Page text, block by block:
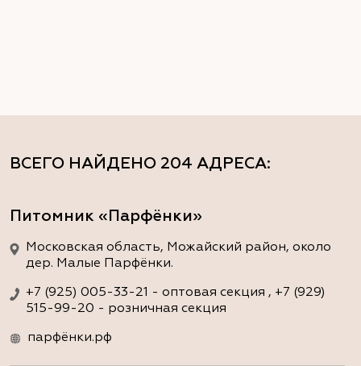
ВСЕГО НАЙДЕНО 204 АДРЕСА:
Питомник «Парфёнки»
Московская область, Можайский район, около
дер. Малые Парфёнки.
+7 (925) 005-33-21 - оптовая секция , +7 (929)
515-99-20 - розничная секция
парфёнки.рф